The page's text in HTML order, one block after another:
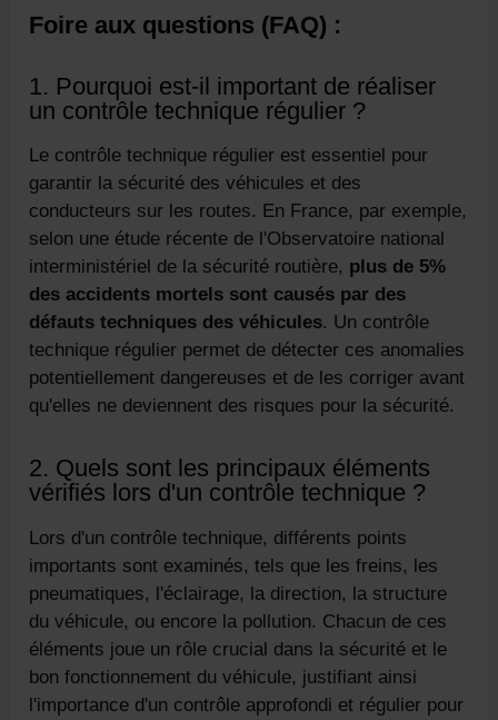
Foire aux questions (FAQ) :
1. Pourquoi est-il important de réaliser
un contrôle technique régulier ?
Le contrôle technique régulier est essentiel pour
garantir la sécurité des véhicules et des
conducteurs sur les routes. En France, par exemple,
selon une étude récente de l'Observatoire national
interministériel de la sécurité routière, plus de 5%
des accidents mortels sont causés par des
défauts techniques des véhicules. Un contrôle
technique régulier permet de détecter ces anomalies
potentiellement dangereuses et de les corriger avant
qu'elles ne deviennent des risques pour la sécurité.
2. Quels sont les principaux éléments
vérifiés lors d'un contrôle technique ?
Lors d'un contrôle technique, différents points
importants sont examinés, tels que les freins, les
pneumatiques, l'éclairage, la direction, la structure
du véhicule, ou encore la pollution. Chacun de ces
éléments joue un rôle crucial dans la sécurité et le
bon fonctionnement du véhicule, justifiant ainsi
l'importance d'un contrôle approfondi et régulier pour